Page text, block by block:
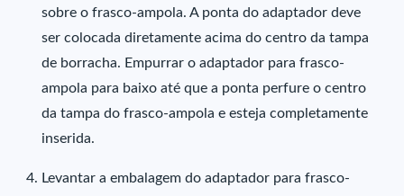
sobre o frasco-ampola. A ponta do adaptador deve
ser colocada diretamente acima do centro da tampa
de borracha. Empurrar o adaptador para frasco-
ampola para baixo até que a ponta perfure o centro
da tampa do frasco-ampola e esteja completamente
inserida.
Levantar a embalagem do adaptador para frasco-